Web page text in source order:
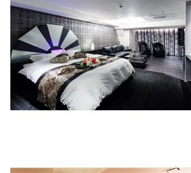
室は高級感のあるラグジュアリー
ます。2部屋限定で露天風呂を堪
されているので是非最高の贅沢を
リクライニングベッドやカラオケ
されているので疲れているときや
などの気分によってお部屋を選ぶ
す。